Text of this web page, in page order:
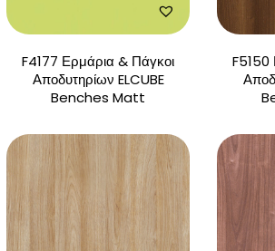
F4177 Ερμάρια & Πάγκοι
Αποδυτηρίων ELCUBE
Benches Matt
F5150